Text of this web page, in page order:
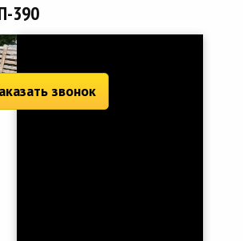
390
2 220 руб.звонок